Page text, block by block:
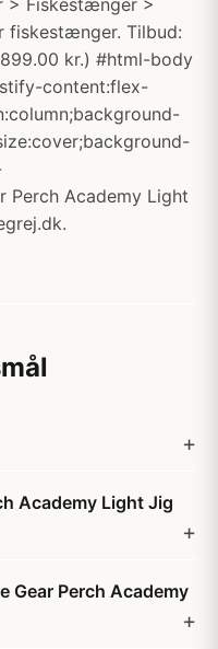
> Fiskestænger >
fiskestænger. Tilbud:
kr.) #html-body
content:flex-
Perch Academy Light
Academy Light Jig
Gear Perch Academy